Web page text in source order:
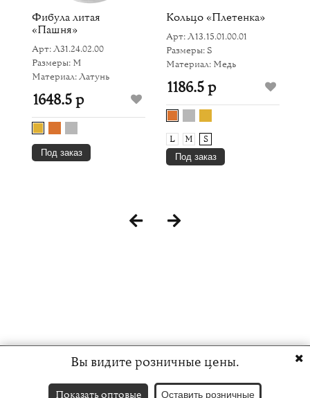
Фибула литая
«Пашня»
Арт: Л31.24.02.00
Размеры: M
Материал: Латунь
1648.5 р
Под заказ
Кольцо «Плетенка»
Арт: Л13.15.01.00.01
Размеры: S
Материал: Медь
1186.5 р
L M S
Под заказ
Вы видите розничные цены.
Показать оптовые Оставить розничные